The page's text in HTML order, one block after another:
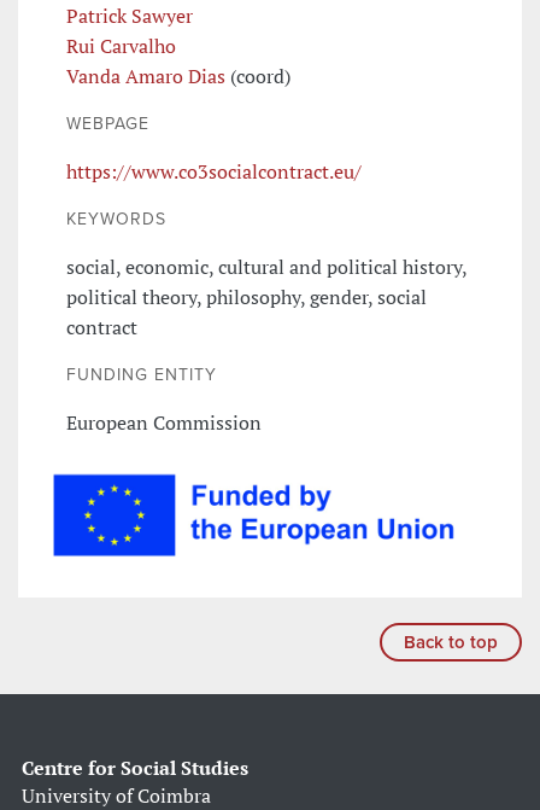
Patrick Sawyer
Rui Carvalho
Vanda Amaro Dias (coord)
WEBPAGE
https://www.co3socialcontract.eu/
KEYWORDS
social, economic, cultural and political history,
political theory, philosophy, gender, social
contract
FUNDING ENTITY
European Commission
Back to top
Centre for Social Studies
University of Coimbra